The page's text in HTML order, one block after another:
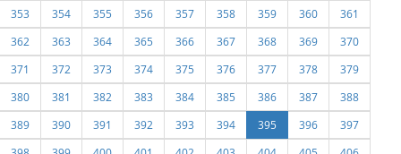
353
354 355 356 357 358 359 360
361
362
363 364 365 366 367 368 369
370
371
372 373 374 375 376 377 378
379
380
381 382 383 384 385 386 387
388
389
390 391 392 393 394 395 396
397